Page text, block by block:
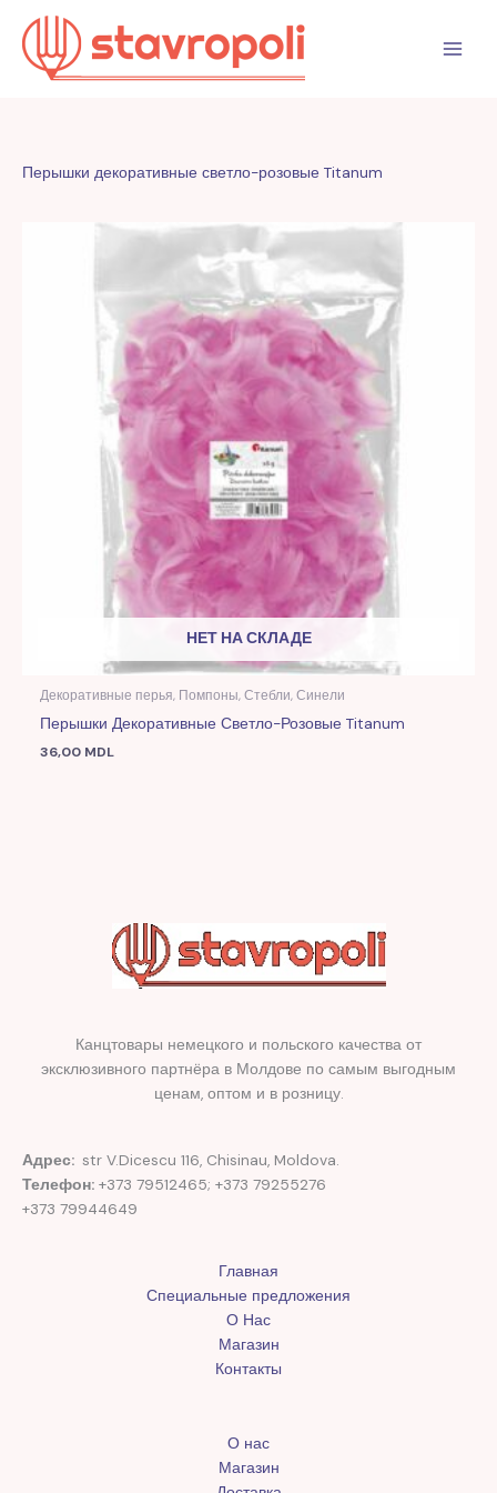
Перейти
содержимому
Перышки декоративные светло-розовые Titanum
НЕТ НА СКЛАДЕ
Декоративные перья, Помпоны, Стебли, Синели
Перышки Декоративные Светло-Розовые Titanum
36,00 MDL
Канцтовары немецкого и польского качества от
эксклюзивного партнёра в Молдове по самым выгодным
ценам, оптом и в розницу.
Адрес: str V.Dicescu 116, Chisinau, Moldova.
Телефон: +373 79512465; +373 79255276
+373 79944649
Главная
Специальные предложения
О Нас
Магазин
Контакты
О нас
Магазин